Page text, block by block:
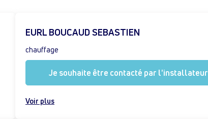
EURL BOUCAUD SEBASTIEN
chauffage
Je souhaite être contacté par l'installateur
Voir plus